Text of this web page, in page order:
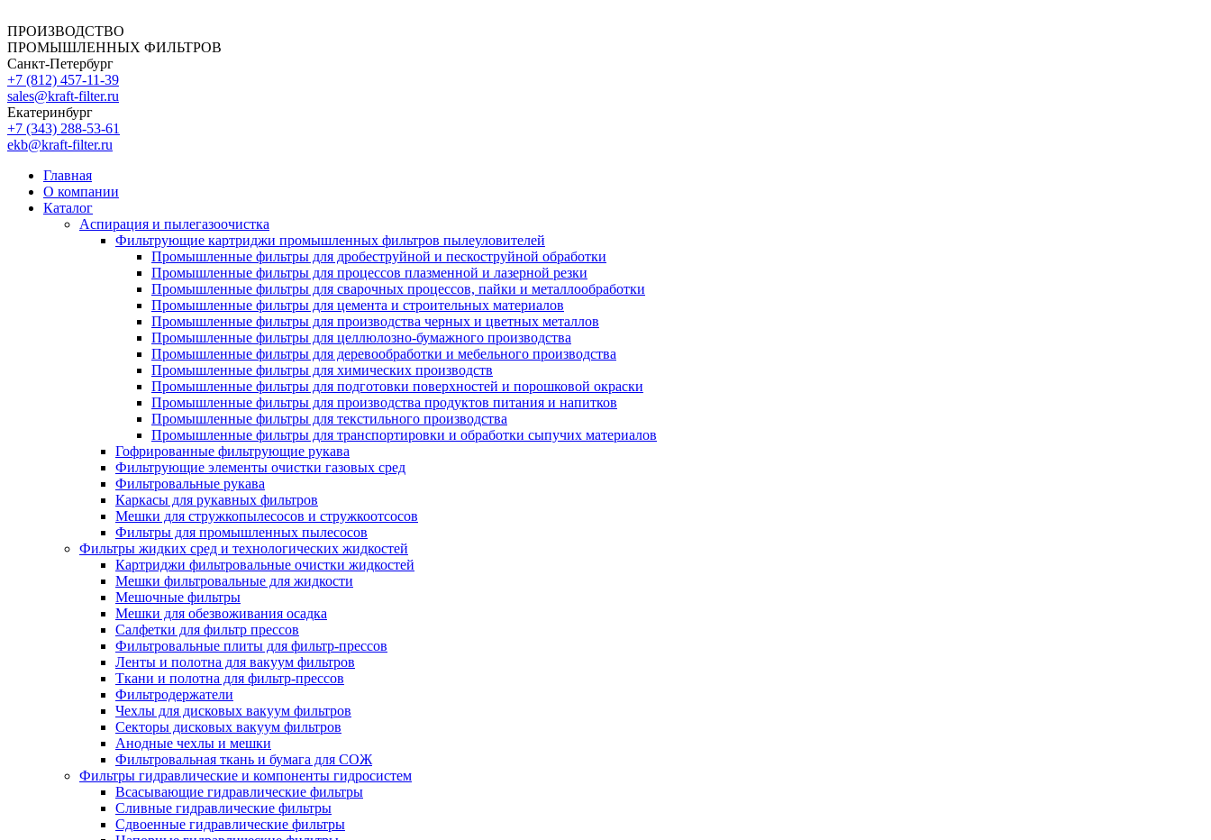
ПРОИЗВОДСТВО
ПРОМЫШЛЕННЫХ ФИЛЬТРОВ
Санкт-Петербург
+7 (812) 457-11-39
sales@kraft-filter.ru
Екатеринбург
+7 (343) 288-53-61
ekb@kraft-filter.ru
Главная
О компании
Каталог
Аспирация и пылегазоочистка
Фильтрующие картриджи промышленных фильтров пылеуловителей
Промышленные фильтры для дробеструйной и пескоструйной обработки
Промышленные фильтры для процессов плазменной и лазерной резки
Промышленные фильтры для сварочных процессов, пайки и металлообработки
Промышленные фильтры для цемента и строительных материалов
Промышленные фильтры для производства черных и цветных металлов
Промышленные фильтры для целлюлозно-бумажного производства
Промышленные фильтры для деревообработки и мебельного производства
Промышленные фильтры для химических производств
Промышленные фильтры для подготовки поверхностей и порошковой окраски
Промышленные фильтры для производства продуктов питания и напитков
Промышленные фильтры для текстильного производства
Промышленные фильтры для транспортировки и обработки сыпучих материалов
Гофрированные фильтрующие рукава
Фильтрующие элементы очистки газовых сред
Фильтровальные рукава
Каркасы для рукавных фильтров
Мешки для стружкопылесосов и стружкоотсосов
Фильтры для промышленных пылесосов
Фильтры жидких сред и технологических жидкостей
Картриджи фильтровальные очистки жидкостей
Мешки фильтровальные для жидкости
Мешочные фильтры
Мешки для обезвоживания осадка
Салфетки для фильтр прессов
Фильтровальные плиты для фильтр-прессов
Ленты и полотна для вакуум фильтров
Ткани и полотна для фильтр-прессов
Фильтродержатели
Чехлы для дисковых вакуум фильтров
Секторы дисковых вакуум фильтров
Анодные чехлы и мешки
Фильтровальная ткань и бумага для СОЖ
Фильтры гидравлические и компоненты гидросистем
Всасывающие гидравлические фильтры
Сливные гидравлические фильтры
Сдвоенные гидравлические фильтры